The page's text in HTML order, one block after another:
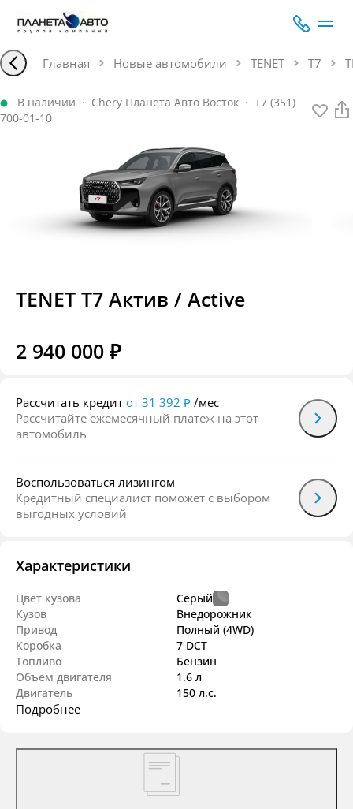
Главная Новые автомобили TENET T7
В наличии · Chery Планета Авто Восток · +7 (351)
700-01-10
TENET T7 Актив / Active
2 940 000 ₽
Рассчитать кредит от 31 392 ₽ /мес
Рассчитайте ежемесячный платеж на этот
автомобиль
Воспользоваться лизингом
Кредитный специалист поможет с выбором
выгодных условий
Характеристики
Цвет кузова
Серый
Кузов
Внедорож­ник
Привод
Полный (4WD)
Коробка
7 DCT
Топливо
Бензин
Объем двигателя
1.6 л
Двигатель
150 л.с.
Подробнее